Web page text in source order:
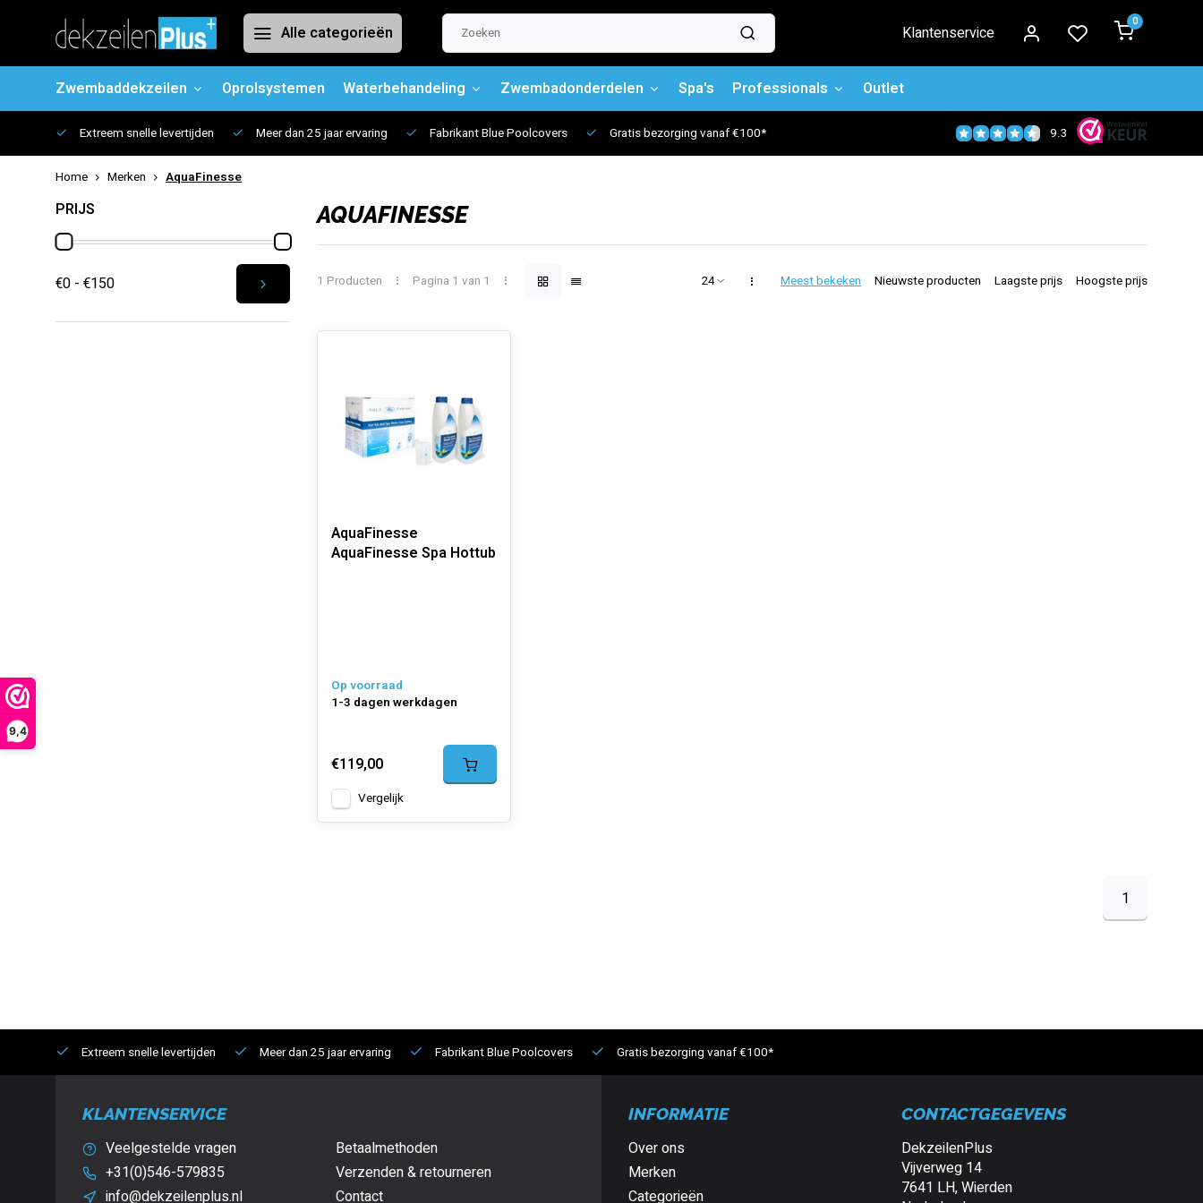
9,4
Alle categorieën Klantenservice
0
Zwembaddekzeilen Oprolsystemen Waterbehandeling Zwembadonderdelen Spa's Professionals Outlet
Extreem snelle levertijden Meer dan 25 jaar ervaring Fabrikant Blue Poolcovers Gratis bezorging vanaf €100* 9.3
Home Merken AquaFinesse
PRIJS
€0 - €150
AQUAFINESSE
1 Producten Pagina 1 van 1 Meest bekeken Nieuwste producten Laagste prijs Hoogste prijs
AquaFinesse
AquaFinesse Spa Hottub
Op voorraad
1-3 dagen werkdagen
€119,00
Vergelijk
1
Extreem snelle levertijden Meer dan 25 jaar ervaring Fabrikant Blue Poolcovers Gratis bezorging vanaf €100*
KLANTENSERVICE
Veelgestelde vragen
+31(0)546-579835
info@dekzeilenplus.nl
Betaalmethoden
Verzenden & retourneren
Contact
INFORMATIE
Over ons
Merken
Categorieën
CONTACTGEGEVENS
DekzeilenPlus
Vijverweg 14
7641 LH, Wierden